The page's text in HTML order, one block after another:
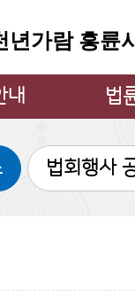
년가람 흥륜
내 법
법륜
큰스
법회행사